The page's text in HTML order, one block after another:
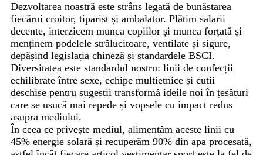
Dezvoltarea noastră este strâns legată de bunăstarea
fiecărui croitor, tiparist și ambalator. Plătim salarii
decente, interzicem munca copiilor și munca forțată și
menținem podelele strălucitoare, ventilate și sigure,
depășind legislația chineză și standardele BSCI.
Diversitatea este standardul nostru: linii de confecții
echilibrate între sexe, echipe multietnice și cutii
deschise pentru sugestii transformă ideile noi în țesături
care se usucă mai repede și vopsele cu impact redus
asupra mediului.
În ceea ce privește mediul, alimentăm aceste linii cu
45% energie solară și recuperăm 90% din apa procesată,